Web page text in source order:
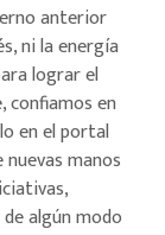
anterior
ni la energía
lograr el
confiamos en
en el portal
manos
algún modo